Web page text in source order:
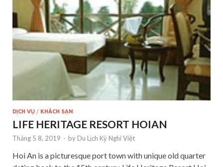
DỊCH VỤ / KHÁCH SẠN
LIFE HERITAGE RESORT HOIAN
Tháng 5 8, 2019 - by Du Lịch Kỳ Nghỉ Việt
Hoi An is a picturesque port town with unique old quarter